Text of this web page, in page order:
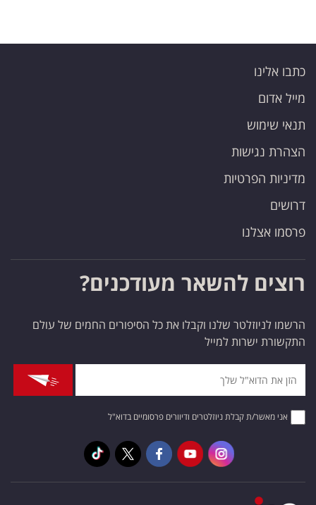
כתבו אלינו
מייל אדום
תנאי שימוש
הצהרת נגישות
מדיניות הפרטיות
דרושים
פרסמו אצלנו
רוצים להשאר מעודכנים?
הרשמו לניוזלטר שלנו וקבלו את כל הסיפורים החמים של עולם
התקשורת ישרות למייל
אני מאשר/ת קבלת ניוזלטרים ודיוורים פרסומיים בדוא"ל